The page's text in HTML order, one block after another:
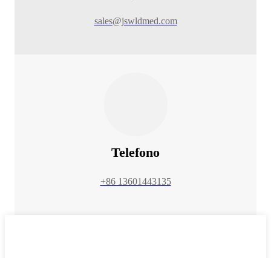
sales@jswldmed.com
Telefono
+86 13601443135